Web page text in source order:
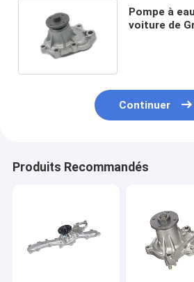
Pompe à
voiture de
Continuer
Produits Recommandés